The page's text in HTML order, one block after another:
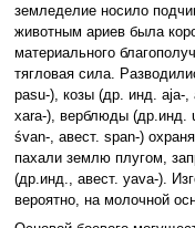
земледелие носило
животным ариев была
материального
тягловая сила.
pasu-), козы (др. инд. aja-,
xara-), верблюды (др.инд.
śvan-, авест. span-)
пахали землю плугом,
(др.инд., авест. yava-).
вероятно, на молочной